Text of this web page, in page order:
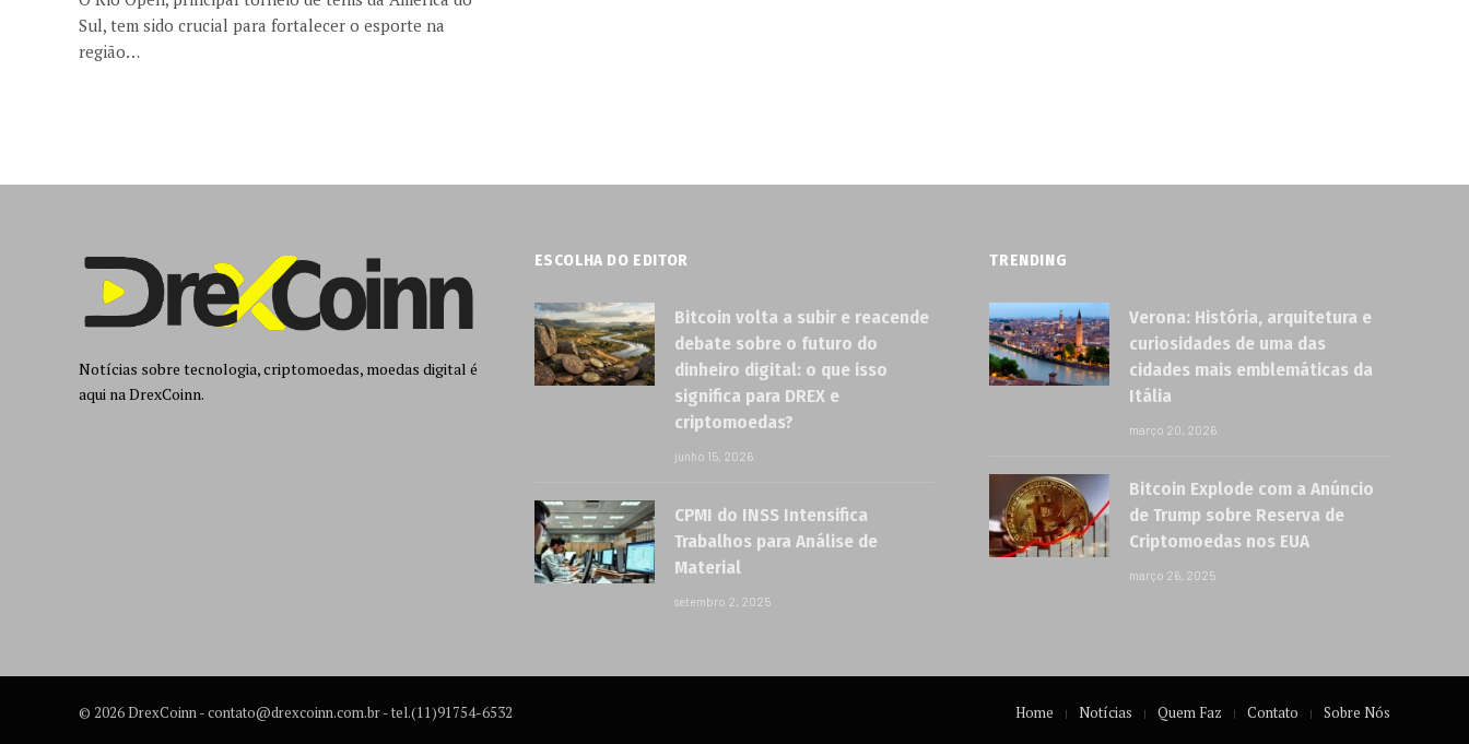
Sul, tem sido crucial para fortalecer o esporte na
região…
Notícias sobre tecnologia, criptomoedas, moedas digital é
aqui na DrexCoinn.
ESCOLHA DO EDITOR
Bitcoin volta a subir e reacende
debate sobre o futuro do
dinheiro digital: o que isso
significa para DREX e
criptomoedas?
junho 15, 2026
CPMI do INSS Intensifica
Trabalhos para Análise de
Material
setembro 2, 2025
TRENDING
Verona: História, arquitetura e
curiosidades de uma das
cidades mais emblemáticas da
Itália
março 20, 2026
Bitcoin Explode com a Anúncio
de Trump sobre Reserva de
Criptomoedas nos EUA
março 26, 2025
© 2026 DrexCoinn -contato@drexcoinn.com.br- tel.(11)91754-6532 Home Notícias Quem Faz Contato Sobre Nós